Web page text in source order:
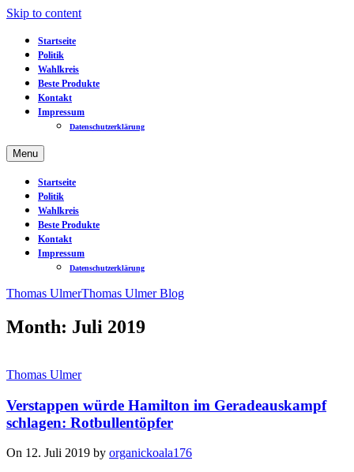
Skip to content
Startseite
Politik
Wahlkreis
Beste Produkte
Kontakt
Impressum
Datenschutzerklärung
Menu
Startseite
Politik
Wahlkreis
Beste Produkte
Kontakt
Impressum
Datenschutzerklärung
Thomas UlmerThomas Ulmer Blog
Month: Juli 2019
Thomas Ulmer
Verstappen würde Hamilton im Geradeauskampf
schlagen: Rotbullentöpfer
On 12. Juli 2019 by organickoala176